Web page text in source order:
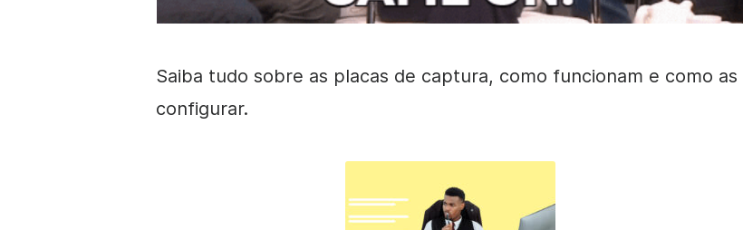
Saiba tudo sobre as placas de captura, como funcionam e como as
configurar.